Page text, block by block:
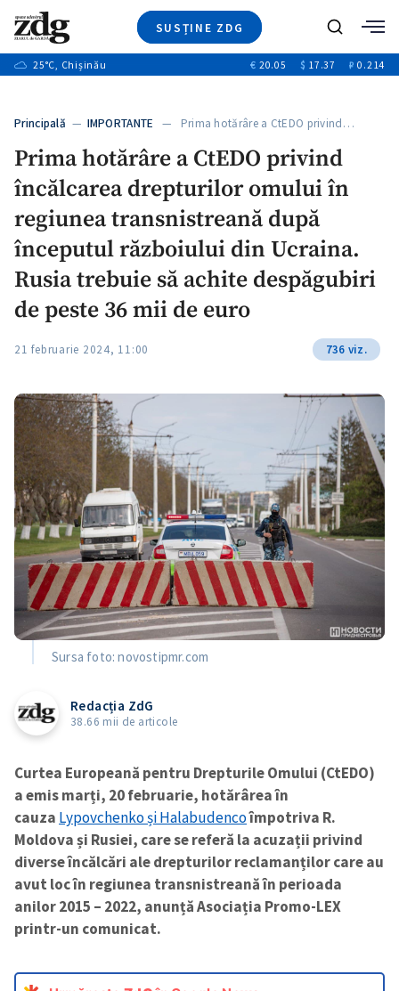
SUSȚINE ZDG
Ştiri
+7
Video
Special
+1
Blog
+2
Caută
25°C, Chișinău € 20.05 $ 17.37 ₽ 0.214
Principală — IMPORTANTE — Prima hotărâre a CtEDO privind…
Prima hotărâre a CtEDO privind
încălcarea drepturilor omului în
regiunea transnistreană după
începutul războiului din Ucraina.
Rusia trebuie să achite despăgubiri
de peste 36 mii de euro
21 februarie 2024, 11:00 736 viz.
Sursa foto: novostipmr.com
Redacția ZdG
38.66 mii de articole
Curtea Europeană pentru Drepturile Omului (CtEDO)
a emis marți, 20 februarie, hotărârea în
cauza Lypovchenko și Halabudencoîmpotriva R.
Moldova și Rusiei, care se referă la acuzații privind
diverse încălcări ale drepturilor reclamanților care au
avut loc în regiunea transnistreană în perioada
anilor 2015 – 2022, anunță Asociația Promo-LEX
printr-un comunicat.